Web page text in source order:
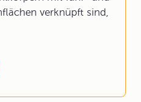
verknüpft sind,